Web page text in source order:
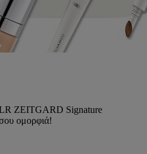
LR ZEITGARD Signature
ομορφιά!